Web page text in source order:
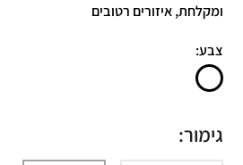
ומקלחת, איזורים רטובים
צבע:
גימור: